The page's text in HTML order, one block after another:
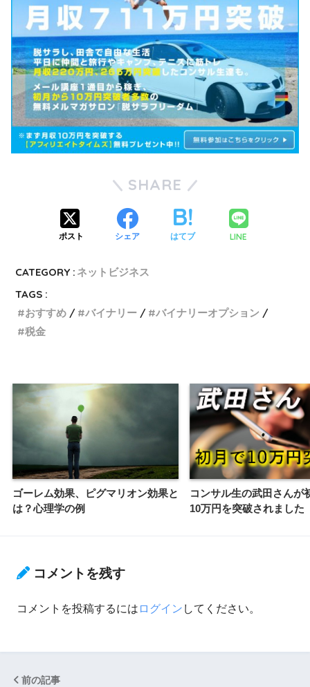
SHARE
ポスト シェア はてブ LINE
CATEGORY : ネットビジネス
TAGS :
おすすめ
バイナリー
バイナリーオプション
税金
ゴーレム効果、ピグマリオン効果と
は？心理学の例
コンサル生の武田さんが
10万円を突破されました
コメントを残す
コメントを投稿するには ログイン してください。
前の記事